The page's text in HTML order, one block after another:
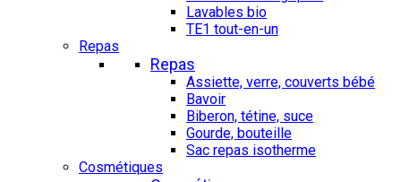
Lavables bio
TE1 tout-en-un
Repas
Repas
Assiette, verre, couverts bébé
Bavoir
Biberon, tétine, suce
Gourde, bouteille
Sac repas isotherme
Cosmétiques